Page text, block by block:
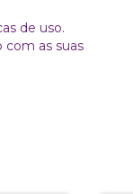
de uso.
as suas